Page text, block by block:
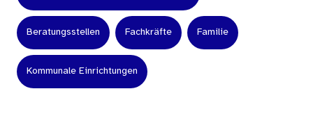
Beratungsstellen Fachkräfte Familie
Kommunale Einrichtungen